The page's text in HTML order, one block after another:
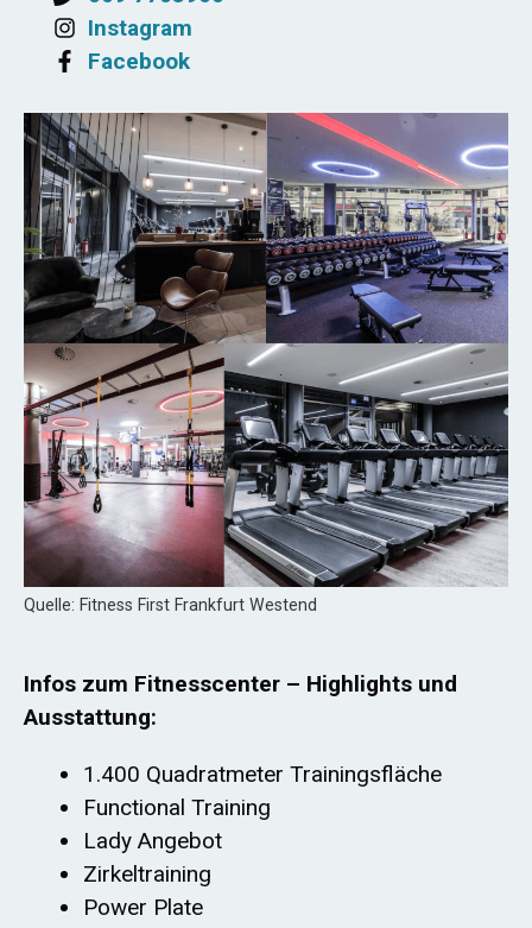
Instagram
Facebook
Quelle: Fitness First Frankfurt Westend
Infos zum Fitnesscenter – Highlights und
Ausstattung:
1.400 Quadratmeter Trainingsfläche
Functional Training
Lady Angebot
Zirkeltraining
Power Plate